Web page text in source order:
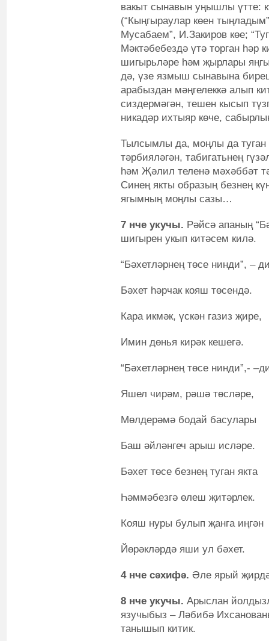
вакыт сынавын уңышлы үтте:
(“Кыңгыраулар көен
Мусабаем”, И.Закиров көе;
Мәктәбебездә үтә торган һәр
шигырьләре һәм җырлары
дә, үзе язмыш сынавына
арабыздан мәңгелеккә алып
сиздермәгән, тешен кысып
никадәр ихтыяр көче,
Тылсымлы да, моңлы да туган
тәрбияләгән, табигатьнең
һәм Җәлил теленә мәхәббәт
Синең якты образың безнең
ягымның моңлы сазы…
7 нче укучы. Рәйсә апаның
шигырен укып китәсем килә.
“Бәхетләрнең төсе нинди”, –
Бәхет һәрчак кояш төсендә.
Кара икмәк, үскән газиз җире,
Имин дөнья кирәк кешегә.
“Бәхетләрнең төсе нинди”,-
Яшел чирәм, рәшә төсләре,
Мөлдерәмә бодай басулары
Баш әйләнгеч арыш исләре.
Бәхет төсе безнең туган якта
Һәммәбезгә өлеш җитәрлек.
Кояш нуры булып җанга иңгән
Йөрәкләрдә яши ул бәхет.
4 нче сәхифә. Әле ярый
8 нче укучы. Арыслан
язучыбыз – Ләбибә
танышып китик.